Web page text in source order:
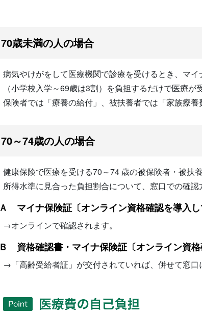
70歳未満の人の場合
病気やけがをして医療機関で診療を受けるとき、マ
（小学校入学～69歳は3割）を負担するだけで医療
保険者では「療養の給付」、被扶養者では「家族療養
70～74歳の人の場合
健康保険で医療を受ける70～74 歳の被保険者・被扶
所得水準に見合った負担割合について、窓口での確認
Ａ マイナ保険証〔オンライン資格確認を導入し
→オンラインで確認されます。
Ｂ 資格確認書・マイナ保険証〔オンライン資格
→「高齢受給者証」が交付されていれば、併せて窓口